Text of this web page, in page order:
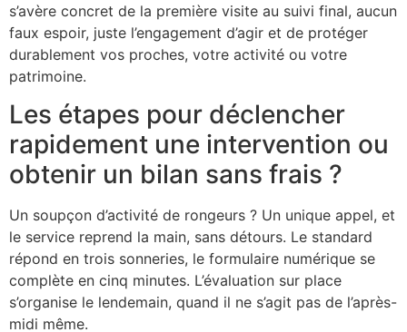
s’avère concret de la première visite au suivi final, aucun
faux espoir, juste l’engagement d’agir et de protéger
durablement vos proches, votre activité ou votre
patrimoine.
Les étapes pour déclencher
rapidement une intervention ou
obtenir un bilan sans frais ?
Un soupçon d’activité de rongeurs ? Un unique appel, et
le service reprend la main, sans détours. Le standard
répond en trois sonneries, le formulaire numérique se
complète en cinq minutes. L’évaluation sur place
s’organise le lendemain, quand il ne s’agit pas de l’après-
midi même.